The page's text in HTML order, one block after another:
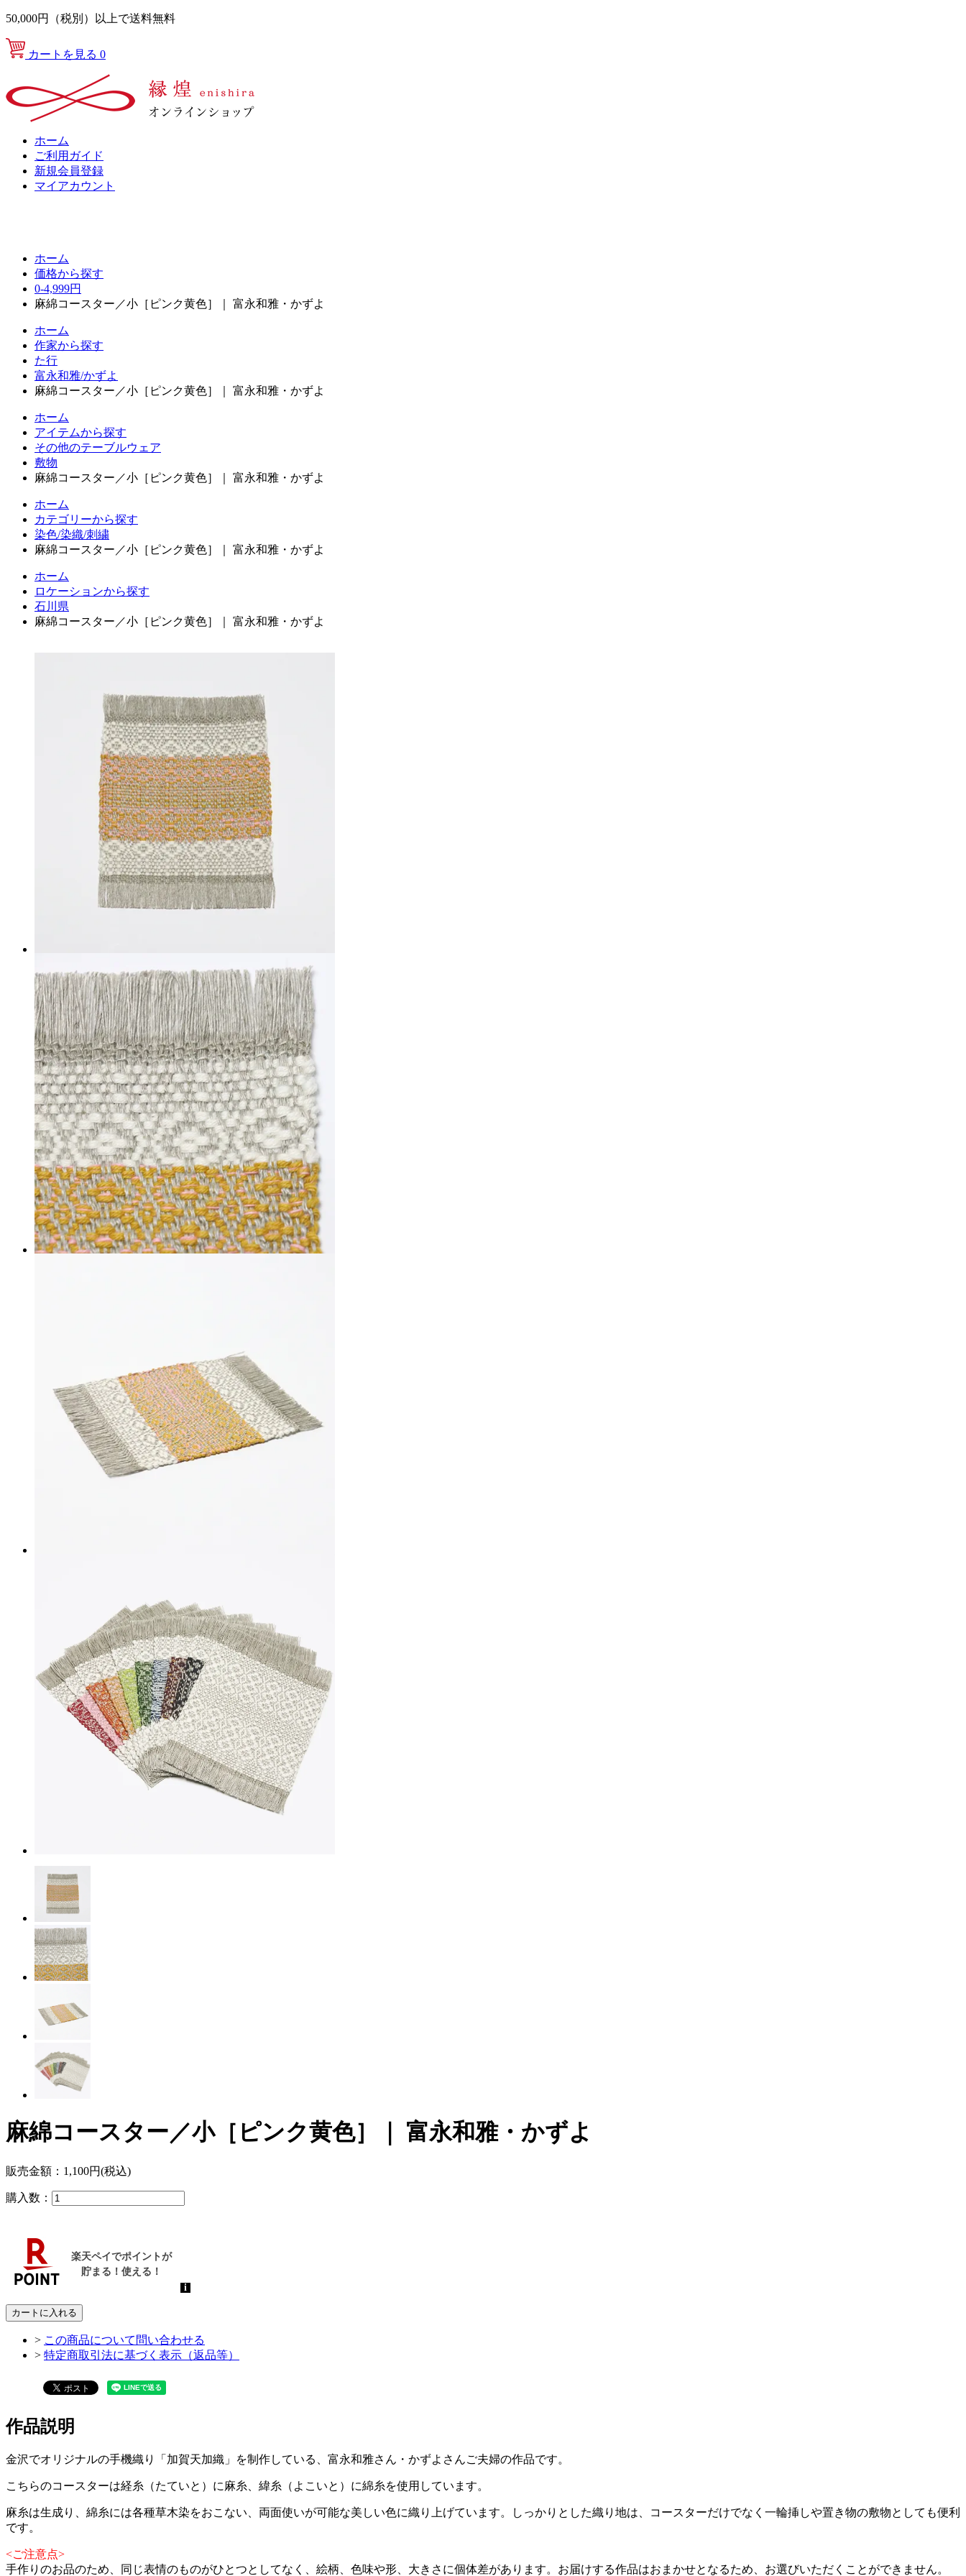
50,000円（税別）以上で送料無料
カートを見る 0
ホーム
ご利用ガイド
新規会員登録
マイアカウント
ホーム
価格から探す
0-4,999円
麻綿コースター／小［ピンク黄色］｜ 富永和雅・かずよ
ホーム
作家から探す
た行
富永和雅/かずよ
麻綿コースター／小［ピンク黄色］｜ 富永和雅・かずよ
ホーム
アイテムから探す
その他のテーブルウェア
敷物
麻綿コースター／小［ピンク黄色］｜ 富永和雅・かずよ
ホーム
カテゴリーから探す
染色/染織/刺繍
麻綿コースター／小［ピンク黄色］｜ 富永和雅・かずよ
ホーム
ロケーションから探す
石川県
麻綿コースター／小［ピンク黄色］｜ 富永和雅・かずよ
麻綿コースター／小［ピンク黄色］｜ 富永和雅・かずよ
販売金額： 1,100円(税込)
購入数：
カートに入れる
> この商品について問い合わせる
> 特定商取引法に基づく表示（返品等）
作品説明
金沢でオリジナルの手機織り「加賀天加織」を制作している、富永和雅さん・かずよさんご夫婦の作品です。
こちらのコースターは経糸（たていと）に麻糸、緯糸（よこいと）に綿糸を使用しています。
麻糸は生成り、綿糸には各種草木染をおこない、両面使いが可能な美しい色に織り上げています。しっかりとした織り地は、コースターだけでなく一輪挿しや置き物の敷物としても便利
です。
<ご注意点>
手作りのお品のため、同じ表情のものがひとつとしてなく、絵柄、色味や形、大きさに個体差があります。お届けする作品はおまかせとなるため、お選びいただくことができません。